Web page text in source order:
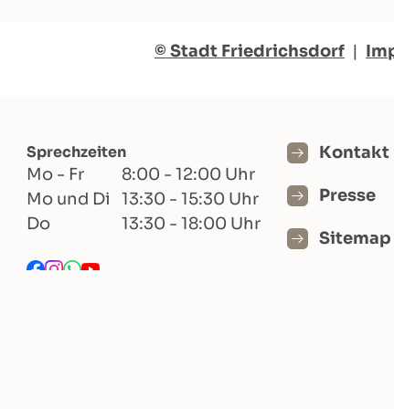
© Stadt Friedrichsdorf |
Sprechzeiten
Mo - Fr
8:00 - 12:00 Uhr
Mo und Di
13:30 - 15:30 Uhr
Do
13:30 - 18:00 Uhr
Kontakt
Presse
Sitemap